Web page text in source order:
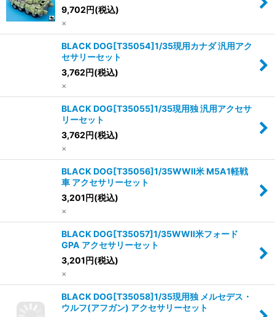
9,702円(税込)
×
BLACK DOG[T35054]1/35現用カナダ 汎用アク
セサリーセット
3,762円(税込)
×
BLACK DOG[T35055]1/35現用独 汎用アクセサ
リーセット
3,762円(税込)
×
BLACK DOG[T35056]1/35WWII米 M5A1軽戦
車 アクセサリーセット
3,201円(税込)
×
BLACK DOG[T35057]1/35WWII米フォード
GPA アクセサリーセット
3,201円(税込)
×
BLACK DOG[T35058]1/35現用独 メルセデス・
ウルフ(アフガン) アクセサリーセット